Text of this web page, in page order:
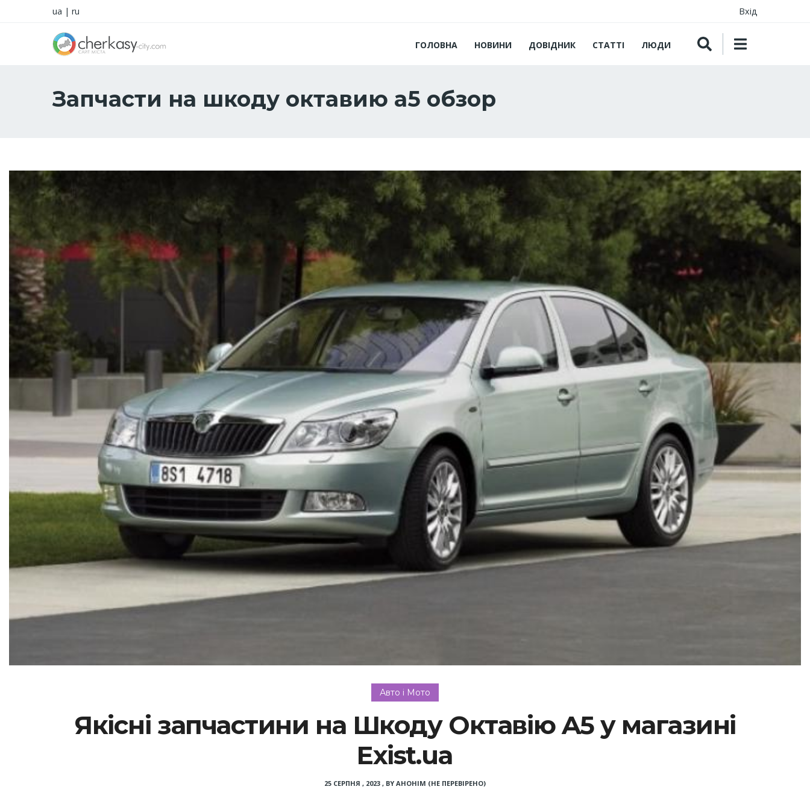
ua | ru Вхід
ГОЛОВНА НОВИНИ ДОВІДНИК СТАТТІ ЛЮДИ
Запчасти на шкоду октавию а5 обзор
Авто і Мото
Якісні запчастини на Шкоду Октавію A5 у магазині
Exist.ua
25 СЕРПНЯ , 2023 , BY АНОНІМ (НЕ ПЕРЕВІРЕНО)